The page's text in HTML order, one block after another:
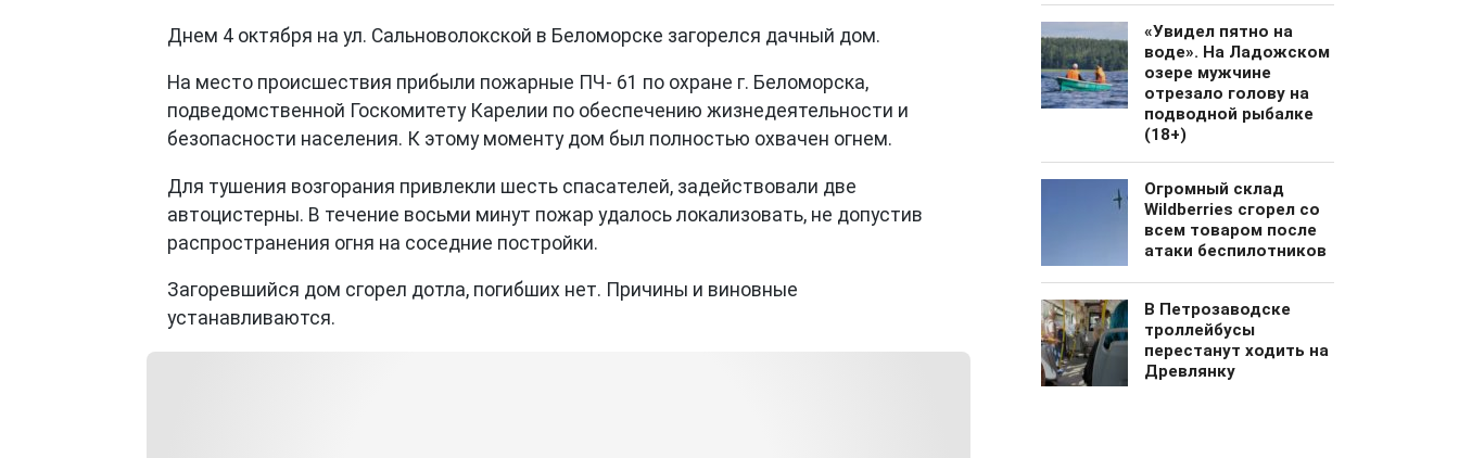
Днем 4 октября на ул. Сальноволокской в Беломорске загорелся дачный дом.
На место происшествия прибыли пожарные ПЧ- 61 по охране г. Беломорска,
подведомственной Госкомитету Карелии по обеспечению жизнедеятельности и
безопасности населения. К этому моменту дом был полностью охвачен огнем.
Для тушения возгорания привлекли шесть спасателей, задействовали две
автоцистерны. В течение восьми минут пожар удалось локализовать, не допустив
распространения огня на соседние постройки.
Загоревшийся дом сгорел дотла, погибших нет. Причины и виновные
устанавливаются.
«Увидел пятно на
воде». На Ладожском
озере мужчине
отрезало голову на
подводной рыбалке
(18+)
Огромный cклад
Wildberries сгорел со
всем товаром после
атаки беспилотников
В Петрозаводске
троллейбусы
перестанут ходить на
Древлянку